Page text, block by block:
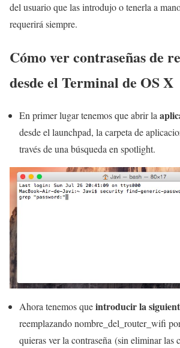
del usuario que las introdujo o tenerla a
requerirá siempre.
Cómo ver contraseñas de
desde el Terminal de OS X
En primer lugar tenemos que abrir la
desde el launchpad, la carpeta de
través de una búsqueda en spotlight.
Ahora tenemos queintroducir la
reemplazando nombre_del_router_wifi
quieras ver la contraseña (sin eliminar las